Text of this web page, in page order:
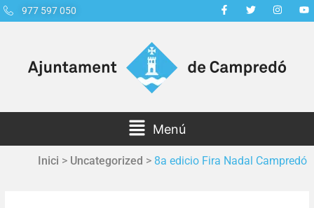
977 597 050
Menú
Inici > Uncategorized > 8a edicio Fira Nadal Campredó